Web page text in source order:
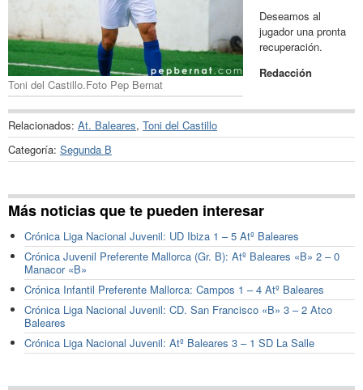
Toni del Castillo.Foto Pep Bernat
Deseamos al
jugador una pronta
recuperación.
Redacción
Relacionados: At. Baleares, Toni del Castillo
Categoría: Segunda B
Más noticias que te pueden interesar
Crónica Liga Nacional Juvenil: UD Ibiza 1 – 5 Atº Baleares
Crónica Juvenil Preferente Mallorca (Gr. B): Atº Baleares «B» 2 – 0
Manacor «B»
Crónica Infantil Preferente Mallorca: Campos 1 – 4 Atº Baleares
Crónica Liga Nacional Juvenil: CD. San Francisco «B» 3 – 2 Atco
Baleares
Crónica Liga Nacional Juvenil: Atº Baleares 3 – 1 SD La Salle